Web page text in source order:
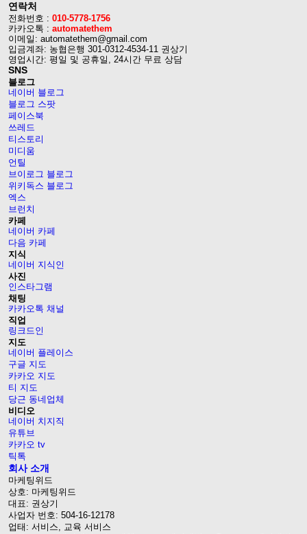
연락처
전화번호 : 010-5778-1756
카카오톡 : automatethem
이메일: automatethem@gmail.com
입금계좌: 농협은행 301-0312-4534-11 권상기
영업시간: 평일 및 공휴일, 24시간 무료 상담
SNS
블로그
네이버 블로그
블로그 스팟
페이스북
쓰레드
티스토리
미디움
언틸
브이로그 블로그
위키독스 블로그
엑스
브런치
카페
네이버 카페
다음 카페
지식
네이버 지식인
사진
인스타그램
채팅
카카오톡 채널
직업
링크드인
지도
네이버 플레이스
구글 지도
카카오 지도
티 지도
당근 동네업체
비디오
네이버 치지직
유튜브
카카오 tv
틱톡
회사 소개
마케팅위드
상호: 마케팅위드
대표: 권상기
사업자 번호: 504-16-12178
업태: 서비스, 교육 서비스